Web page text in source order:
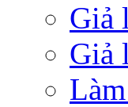
Giả
Giả